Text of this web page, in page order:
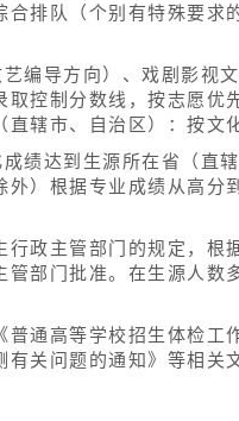
排队（个别有特殊要求
编导方向）、戏剧影视
控制分数线，按志愿优
辖市、自治区）：按文
绩达到生源所在省（直
）根据专业成绩从高分
政主管部门的规定，根
部门批准。在生源人数
通高等学校招生体检工
关问题的通知》等相关